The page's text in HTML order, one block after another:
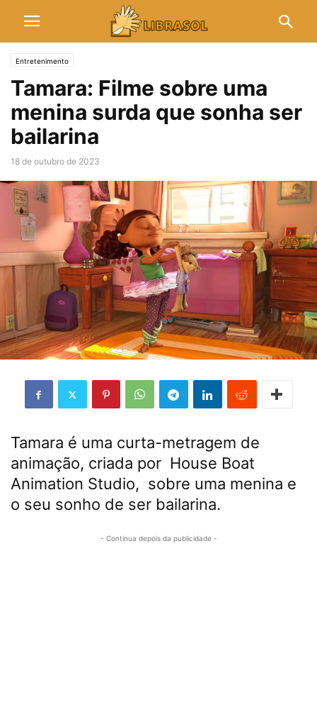
Entretenimento
Tamara: Filme sobre uma
menina surda que sonha ser
bailarina
18 de outubro de 2023
Tamara é uma curta-metragem de
animação, criada por House Boat
Animation Studio, sobre uma menina e
o seu sonho de ser bailarina.
- Continua depois da publicidade -